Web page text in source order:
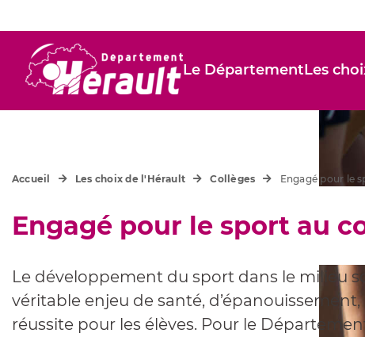
Le DépartementLes
Engagé pour le sport au
Accueil Les choix de l'Hérault Collèges Engagé pour le
Le développement du sport dans le milieu
véritable enjeu de santé, d’épanouissement,
réussite pour les élèves. Pour le